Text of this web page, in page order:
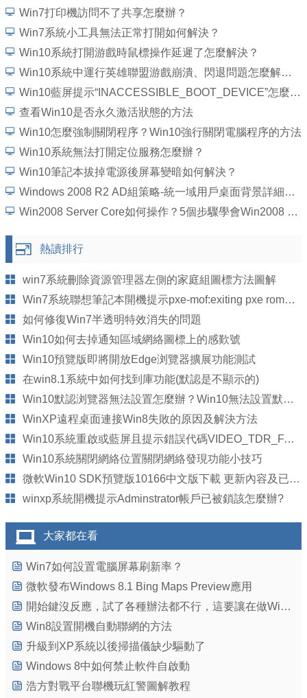
Win7打印機訪問不了共享怎麼辦？
Win7系統小工具無法正常打開如何解決？
Win10系統打開游戲時鼠標操作延遲了怎麼解決？
Win10系統中運行英雄聯盟游戲崩潰、閃退問題怎麼解決？
Win10藍屏提示“INACCESSIBLE_BOOT_DEVICE”怎麼處理？
查看Win10是否永久激活狀態的方法
Win10怎麼強制關閉程序？Win10強行關閉電腦程序的方法
Win10系統無法打開定位服務怎麼辦？
Win10筆記本拔掉電源後屏幕變暗如何解決？
Windows 2008 R2 AD組策略-統一域用戶桌面背景詳細圖文教程
Win2008 Server Core如何操作？5個步驟學會Win2008 Server Core操作
熱讀排行
win7系統刪除資源管理器左側的家庭組圖標方法圖解
Win7系統聯想筆記本開機提示pxe-mof:exiting pxe rom的原因及解決方法
如何修復Win7半透明特效消失的問題
Win10如何去掉通知區域網絡圖標上的感歎號
Win10預覽版即將開放Edge浏覽器擴展功能測試
在win8.1系統中如何找到庫功能(默認是不顯示的)
Win10默認浏覽器無法設置怎麼辦？Win10無法設置默認浏覽器問題解決方法
WinXP遠程桌面連接Win8失敗的原因及解決方法
Win10系統重啟或藍屏且提示錯誤代碼VIDEO_TDR_FAILUR的故障原因及解決方法
Win10系統關閉網絡位置關閉網絡發現功能小技巧
微軟Win10 SDK預覽版10166中文版下載 更新內容及已知問題匯總
winxp系統開機提示Adminstrator帳戶已被鎖該怎麼辦?
大家都在看
Win7如何設置電腦屏幕刷新率？
微軟發布Windows 8.1 Bing Maps Preview應用
開始鍵沒反應，試了各種辦法都不行，這要讓在做Windows10系統麼！！
Win8設置開機自動聯網的方法
升級到XP系統以後掃描儀缺少驅動了
Windows 8中如何禁止軟件自啟動
浩方對戰平台聯機玩紅警圖解教程